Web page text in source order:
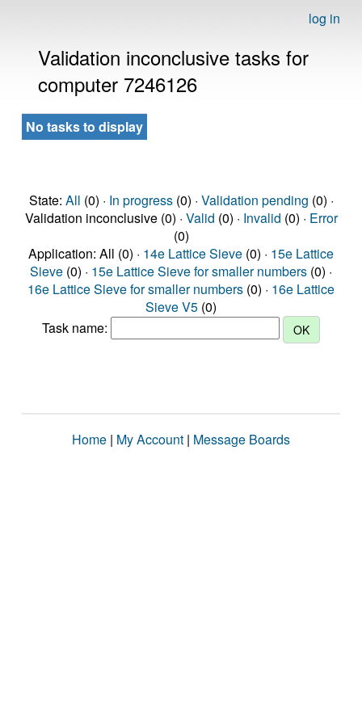
log in
Validation inconclusive tasks for
computer 7246126
No tasks to display
State: All (0) · In progress(0) · Validation pending (0) ·
Validation inconclusive (0) · Valid (0) · Invalid (0) · Error
(0)
Application: All (0) · 14e Lattice Sieve (0) · 15e Lattice
Sieve (0) · 15e Lattice Sieve for smaller numbers (0) ·
16e Lattice Sieve for smaller numbers (0) · 16e Lattice
Sieve V5 (0)
Task name:
Home | My Account | Message Boards